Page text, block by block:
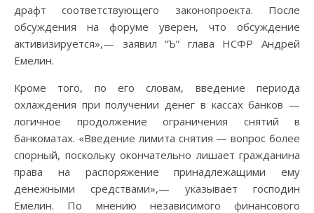
драфт соответствующего законопроекта. После
обсуждения на форуме уверен, что обсуждение
активизируется»,— заявил “Ъ” глава НСФР Андрей
Емелин.
Кроме того, по его словам, введение периода
охлаждения при получении денег в кассах банков —
логичное продолжение ограничения снятий в
банкоматах. «Введение лимита снятия — вопрос более
спорный, поскольку окончательно лишает гражданина
права на распоряжение принадлежащими ему
денежными средствами»,— указывает господин
Емелин. По мнению независимого финансового